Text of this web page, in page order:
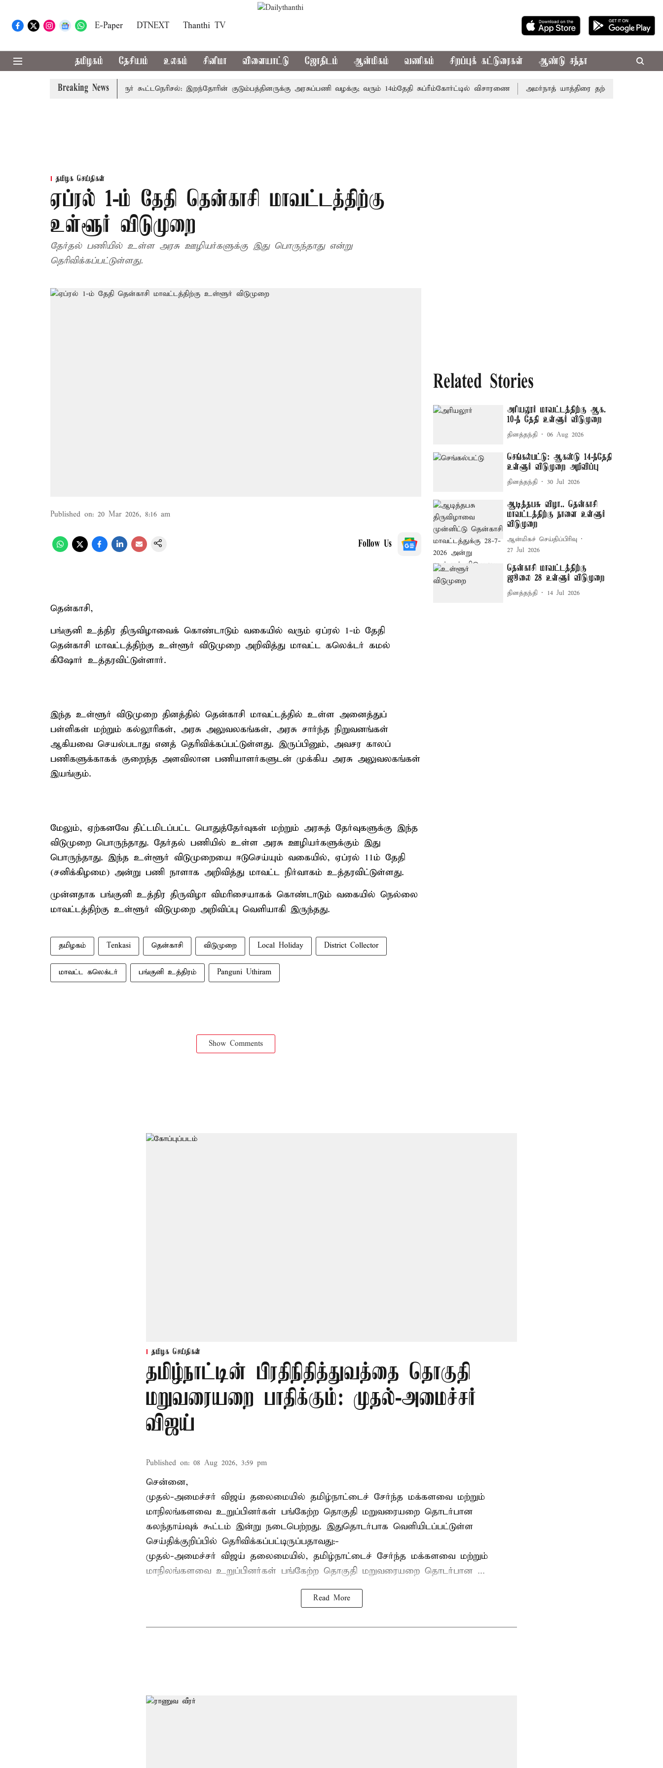
E-Paper DTNEXT Thanthi TV
தமிழகம் தேசியம் உலகம் சினிமா விளையாட்டு ஜோதிடம் ஆன்மிகம் வணிகம் சிறப்புக் கட்டுரைகள் ஆண்டு சந்தா
Breaking News
முதல்-அமைச்சர் விஜய் கரூர் கூட்டநெரிசல்: இறந்தோரின் குடும்பத்தினருக்கு அரசுப்பணி வழக்கு; வரும் 14ம்தேதி சுப்ரீம்கோர்ட்டில் விசாரணை அமர்நாத் யாத்திரை தற்காலிகமாக நிறுத்தம்
தமிழக செய்திகள்
ஏப்ரல் 1-ம் தேதி தென்காசி மாவட்டத்திற்கு
உள்ளூர் விடுமுறை
தேர்தல் பணியில் உள்ள அரசு ஊழியர்களுக்கு இது பொருந்தாது என்று
தெரிவிக்கப்பட்டுள்ளது.
Published on: 20 Mar 2026, 8:16 am
Follow Us
தென்காசி,
பங்குனி உத்திர திருவிழாவைக் கொண்டாடும் வகையில் வரும் ஏப்ரல் 1-ம் தேதி
தென்காசி மாவட்டத்திற்கு உள்ளூர் விடுமுறை அறிவித்து மாவட்ட கலெக்டர் கமல்
கிஷோர் உத்தரவிட்டுள்ளார்.
இந்த உள்ளூர் விடுமுறை தினத்தில் தென்காசி மாவட்டத்தில் உள்ள அனைத்துப்
பள்ளிகள் மற்றும் கல்லூரிகள், அரசு அலுவலகங்கள், அரசு சார்ந்த நிறுவனங்கள்
ஆகியவை செயல்படாது எனத் தெரிவிக்கப்பட்டுள்ளது. இருப்பினும், அவசர காலப்
பணிகளுக்காகக் குறைந்த அளவிலான பணியாளர்களுடன் முக்கிய அரசு அலுவலகங்கள்
இயங்கும்.
மேலும், ஏற்கனவே திட்டமிடப்பட்ட பொதுத்தேர்வுகள் மற்றும் அரசுத் தேர்வுகளுக்கு இந்த
விடுமுறை பொருந்தாது. தேர்தல் பணியில் உள்ள அரசு ஊழியர்களுக்கும் இது
பொருந்தாது. இந்த உள்ளூர் விடுமுறையை ஈடுசெய்யும் வகையில், ஏப்ரல் 11ம் தேதி
(சனிக்கிழமை) அன்று பணி நாளாக அறிவித்து மாவட்ட நிர்வாகம் உத்தரவிட்டுள்ளது.
முன்னதாக பங்குனி உத்திர திருவிழா விமரிசையாகக் கொண்டாடும் வகையில் நெல்லை
மாவட்டத்திற்கு உள்ளூர் விடுமுறை அறிவிப்பு வெளியாகி இருந்தது.
தமிழகம் Tenkasi தென்காசி விடுமுறை Local Holiday District Collector
மாவட்ட கலெக்டர் பங்குனி உத்திரம் Panguni Uthiram
Show Comments
Related Stories
அரியலூர் மாவட்டத்திற்கு ஆக.
10-ந் தேதி உள்ளூர் விடுமுறை
தினத்தந்தி 06 Aug 2026
செங்கல்பட்டு: ஆகஸ்டு 14-ந்தேதி
உள்ளூர் விடுமுறை அறிவிப்பு
தினத்தந்தி 30 Jul 2026
ஆடித்தபசு விழா.. தென்காசி
மாவட்டத்திற்கு நாளை உள்ளூர்
விடுமுறை
ஆன்மிகச் செய்திப்பிரிவு
27 Jul 2026
தென்காசி மாவட்டத்திற்கு
ஜூலை 28 உள்ளூர் விடுமுறை
தினத்தந்தி 14 Jul 2026
தமிழக செய்திகள்
தமிழ்நாட்டின் பிரதிநிதித்துவத்தை தொகுதி
மறுவரையறை பாதிக்கும்: முதல்-அமைச்சர்
விஜய்
Published on: 08 Aug 2026, 3:59 pm
சென்னை,
முதல்-அமைச்சர் விஜய் தலைமையில் தமிழ்நாட்டைச் சேர்ந்த மக்களவை மற்றும்
மாநிலங்களவை உறுப்பினர்கள் பங்கேற்ற தொகுதி மறுவரையறை தொடர்பான
கலந்தாய்வுக் கூட்டம் இன்று நடைபெற்றது. இதுதொடர்பாக வெளியிடப்பட்டுள்ள
செய்திக்குறிப்பில் தெரிவிக்கப்பட்டிருப்பதாவது:-
முதல்-அமைச்சர் விஜய் தலைமையில், தமிழ்நாட்டைச் சேர்ந்த மக்களவை மற்றும்
மாநிலங்களவை உறுப்பினர்கள் பங்கேற்ற தொகுதி மறுவரையறை தொடர்பான ...
Read More